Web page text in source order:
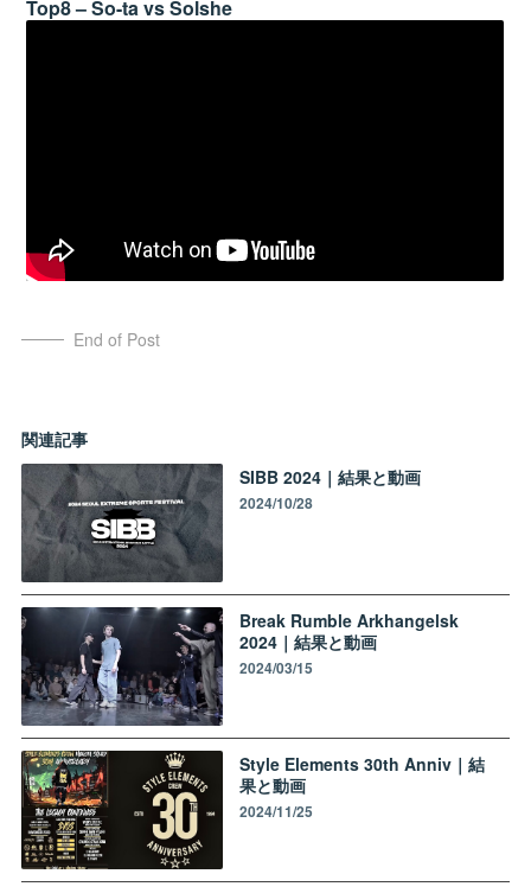
Top8 – So-ta vs Solshe
End of Post
関連記事
SIBB 2024｜結果と動画
2024/10/28
Break Rumble Arkhangelsk
2024｜結果と動画
2024/03/15
Style Elements 30th Anniv｜結
果と動画
2024/11/25